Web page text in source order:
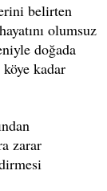
belirten
olumsuz
doğada
kadar
zarar